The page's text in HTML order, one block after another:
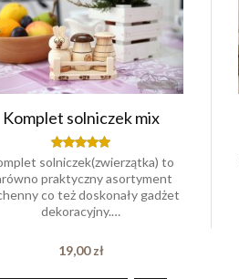
Komplet solniczek mix
Oceniony
5.00
na 5.
solniczek(zwierzątka) to
praktyczny asortyment
co też doskonały gadżet
dekoracyjny.…
19,00zł